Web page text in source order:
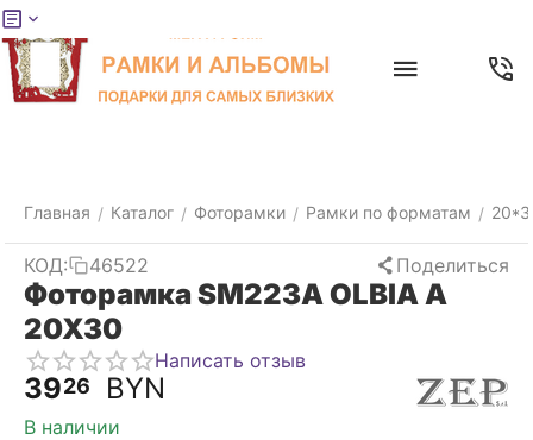
Главная / Каталог / Фоторамки / Рамки по форматам /
КОД: 46522 Поделиться
Фоторамка SM223A OLBIA A
20X30
Написать отзыв
3926 BYN
В наличии
Меню
товары